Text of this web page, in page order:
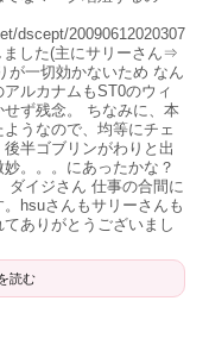
dscept/20090612020307
した(主にサリーさん⇒
が一切効かないため なん
ルカナムもST0のウィ
ず残念。 ちなみに、本
うなので、均等にチェ
半ゴブリンがわりと出
。。。にあったかな？
ダイジさん 仕事の合間に
hsuさんもサリーさんも
ありがとうございまし
読む